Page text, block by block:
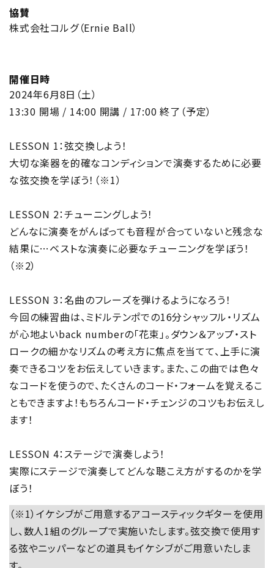
協賛
株式会社コルグ（Ernie Ball）
開催日時
2024年6月8日（土）
13:30 開場 / 14:00 開講 / 17:00 終了（予定）
LESSON 1：弦交換しよう！
大切な楽器を的確なコンディションで演奏するために必要
な弦交換を学ぼう！（※1）
LESSON 2：チューニングしよう！
どんなに演奏をがんばっても音程が合っていないと残念な
結果に…ベストな演奏に必要なチューニングを学ぼう！
（※2）
LESSON 3：名曲のフレーズを弾けるようになろう！
今回の練習曲は、ミドルテンポでの16分シャッフル・リズム
が心地よいback numberの「花束」。ダウン＆アップ・スト
ロークの細かなリズムの考え方に焦点を当てて、上手に演
奏できるコツをお伝えしていきます。また、この曲では色々
なコードを使うので、たくさんのコード・フォームを覚えるこ
ともできますよ！もちろんコード・チェンジのコツもお伝えし
ます！
LESSON 4：ステージで演奏しよう！
実際にステージで演奏してどんな聴こえ方がするのかを学
ぼう！
（※1）イケシブがご用意するアコースティックギターを使用
し、数人1組のグループで実施いたします。弦交換で使用す
る弦やニッパーなどの道具もイケシブがご用意いたしま
す。